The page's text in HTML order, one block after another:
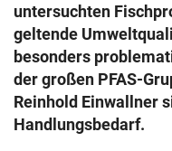
untersuchten
geltende
besonders
der großen PFAS-
Reinhold Einwallner
Handlungsbedarf.